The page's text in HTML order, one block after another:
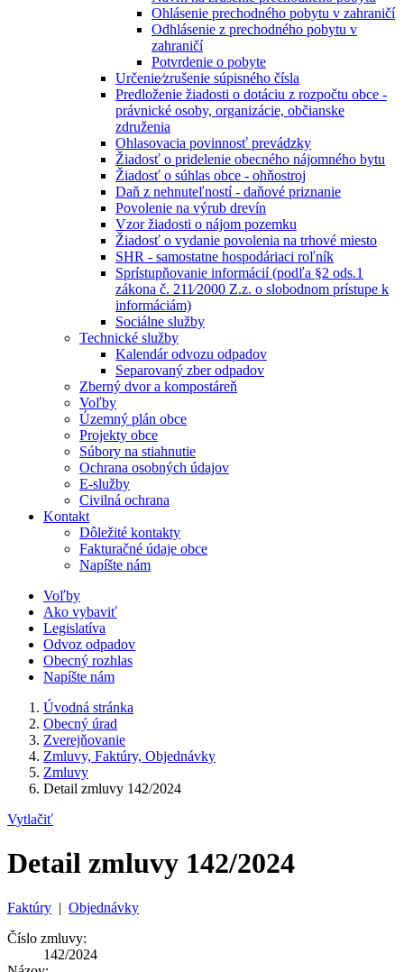
Ohlásenie prechodného pobytu v zahraničí
Odhlásenie z prechodného pobytu v
zahraničí
Potvrdenie o pobyte
Určenie⁄zrušenie súpisného čísla
Predloženie žiadosti o dotáciu z rozpočtu obce -
právnické osoby, organizácie, občianske
združenia
Ohlasovacia povinnosť prevádzky
Žiadosť o pridelenie obecného nájomného bytu
Žiadosť o súhlas obce - ohňostroj
Daň z nehnuteľností - daňové priznanie
Povolenie na výrub drevín
Vzor žiadosti o nájom pozemku
Žiadosť o vydanie povolenia na trhové miesto
SHR - samostatne hospodáriaci roľník
Sprístupňovanie informácií (podľa §2 ods.1
zákona č. 211⁄2000 Z.z. o slobodnom prístupe k
informáciám)
Sociálne služby
Technické služby
Kalendár odvozu odpadov
Separovaný zber odpadov
Zberný dvor a kompostáreň
Voľby
Územný plán obce
Projekty obce
Súbory na stiahnutie
Ochrana osobných údajov
E-služby
Civilná ochrana
Kontakt
Dôležité kontakty
Fakturačné údaje obce
Napíšte nám
Voľby
Ako vybaviť
Legislatíva
Odvoz odpadov
Obecný rozhlas
Napíšte nám
Úvodná stránka
Obecný úrad
Zverejňovanie
Zmluvy, Faktúry, Objednávky
Zmluvy
Detail zmluvy 142/2024
Vytlačiť
Detail zmluvy 142/2024
Faktúry | Objednávky
Číslo zmluvy:
142/2024